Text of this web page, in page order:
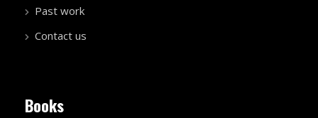
Past work
Contact us
Books